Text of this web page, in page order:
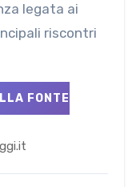
legata ai
riscontri
FONTE